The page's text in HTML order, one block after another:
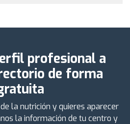
profesional a
de forma
la nutrición y quieres aparecer
la información de tu centro y